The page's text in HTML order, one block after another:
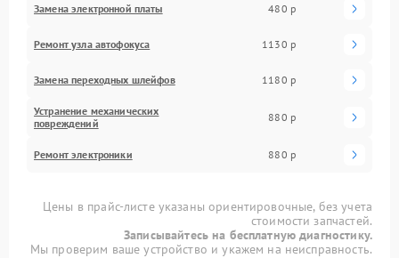
Замена электронной платы 480 р
Ремонт узла автофокуса 1130 р
Замена переходных шлейфов 1180 р
Устранение механических
повреждений
880 р
Ремонт электроники 880 р
Цены в прайс-листе указаны ориентировочные, без учета
стоимости запчастей.
Записывайтесь на бесплатную диагностику.
Мы проверим ваше устройство и укажем на неисправность.